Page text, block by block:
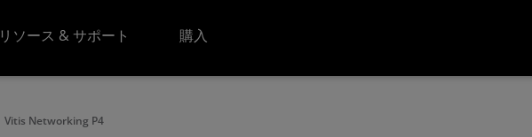
リソース & サポート 購入
Vitis Networking P4